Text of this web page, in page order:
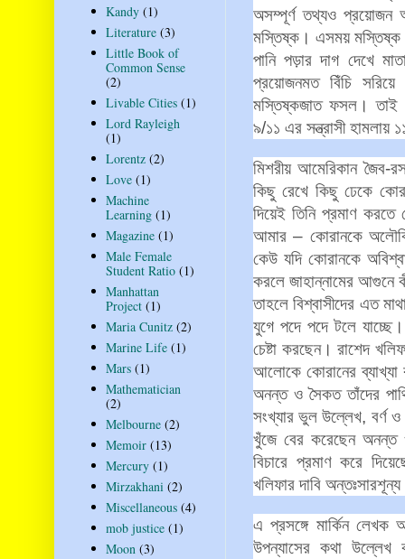
অসম্পূর্ণ তথ্যও প্রয়োজন
মস্তিষ্ক। এসময় মস্তিষ্ক
পানি পড়ার দাগ দেখে
প্রয়োজনমত বিঁচি সরিয়ে
মস্তিষ্কজাত ফসল। তাই
৯/১১ এর সন্ত্রাসী হামলায়
মিশরীয় আমেরিকান জৈব-
কিছু রেখে কিছু ঢেকে
দিয়েই তিনি প্রমাণ করতে
আমার – কোরানকে
কেউ যদি কোরানকে
করলে জাহান্নামের আগুনে
তাহলে বিশ্বাসীদের এত
যুগে পদে পদে টলে যাচ্ছে।
চেষ্টা করছেন। রাশেদ
আলোকে কোরানের ব্যাখ্যা
অনন্ত ও সৈকত তাঁদের
সংখ্যার ভুল উল্লেখ, বর্ণ ও
খুঁজে বের করেছেন অনন্ত
বিচারে প্রমাণ করে
খলিফার দাবি
এ প্রসঙ্গে মার্কিন লেখক
উপন্যাসের কথা উল্লেখ
Kandy (1)
Literature (3)
Little Book of
Common Sense
(2)
Livable Cities (1)
Lord Rayleigh
(1)
Lorentz (2)
Love (1)
Machine
Learning (1)
Magazine (1)
Male Female
Student Ratio (1)
Manhattan
Project (1)
Maria Cunitz (2)
Marine Life (1)
Mars (1)
Mathematician
(2)
Melbourne (2)
Memoir (13)
Mercury (1)
Mirzakhani (2)
Miscellaneous (4)
mob justice (1)
Moon (3)